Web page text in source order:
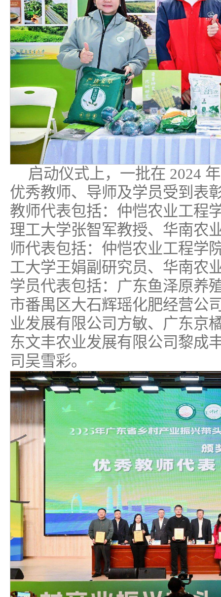
启动仪式上，一批在 2024
优秀教师、导师及学员受到表
教师代表包括：仲恺农业工程
理工大学张智军教授、华南农
师代表包括：仲恺农业工程学
工大学王娟副研究员、华南农
学员代表包括：广东鱼泽原养
市番禺区大石辉瑶化肥经营公
业发展有限公司方敏、广东京
东文丰农业发展有限公司黎成
司吴雪彩。